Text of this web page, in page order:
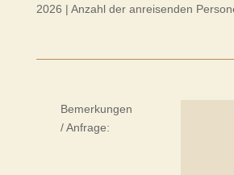
2026 | Anzahl der anreisenden
Bemerkungen
/ Anfrage: